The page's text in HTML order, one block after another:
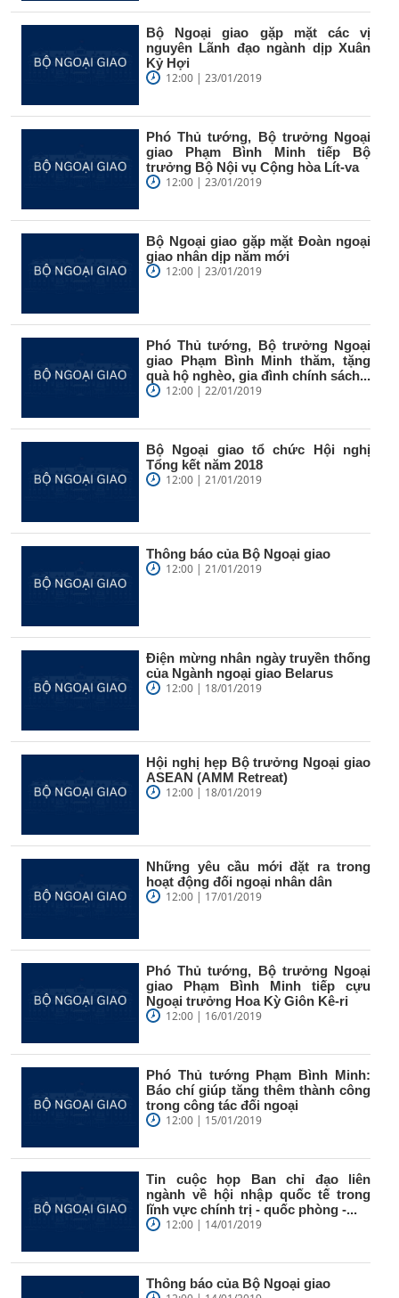
Bộ Ngoại giao gặp mặt các vị
nguyên Lãnh đạo ngành dịp Xuân
Kỷ Hợi
12:00 | 23/01/2019
Phó Thủ tướng, Bộ trưởng Ngoại
giao Phạm Bình Minh tiếp Bộ
trưởng Bộ Nội vụ Cộng hòa Lít-va
12:00 | 23/01/2019
Bộ Ngoại giao gặp mặt Đoàn ngoại
giao nhân dịp năm mới
12:00 | 23/01/2019
Phó Thủ tướng, Bộ trưởng Ngoại
giao Phạm Bình Minh thăm, tặng
quà hộ nghèo, gia đình chính sách...
12:00 | 22/01/2019
Bộ Ngoại giao tổ chức Hội nghị
Tổng kết năm 2018
12:00 | 21/01/2019
Thông báo của Bộ Ngoại giao
12:00 | 21/01/2019
Điện mừng nhân ngày truyền thống
của Ngành ngoại giao Belarus
12:00 | 18/01/2019
Hội nghị hẹp Bộ trưởng Ngoại giao
ASEAN (AMM Retreat)
12:00 | 18/01/2019
Những yêu cầu mới đặt ra trong
hoạt động đối ngoại nhân dân
12:00 | 17/01/2019
Phó Thủ tướng, Bộ trưởng Ngoại
giao Phạm Bình Minh tiếp cựu
Ngoại trưởng Hoa Kỳ Giôn Kê-ri
12:00 | 16/01/2019
Phó Thủ tướng Phạm Bình Minh:
Báo chí giúp tăng thêm thành công
trong công tác đối ngoại
12:00 | 15/01/2019
Tin cuộc họp Ban chỉ đạo liên
ngành về hội nhập quốc tế trong
lĩnh vực chính trị - quốc phòng -...
12:00 | 14/01/2019
Thông báo của Bộ Ngoại giao